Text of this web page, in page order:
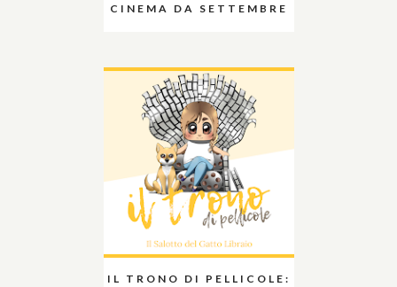
CINEMA DA SETTEMBRE
IL TRONO DI PELLICOLE: